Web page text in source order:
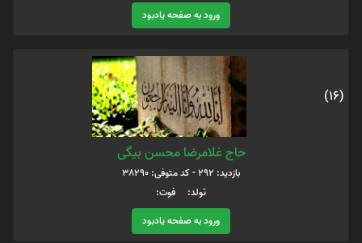
ورود به صفحه یادبود
(16)
حاج غلامرضا محسن بیگی
بازدید: 292 - کد متوفی: 38290
تولد: فوت:
ورود به صفحه یادبود